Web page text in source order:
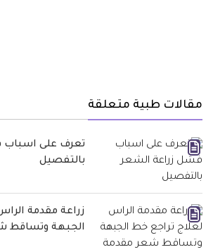
مقالات طبية متعلقة
تعرف على اسباب
بالتفصيل
زراعة مقدمة
الجبهة وتساقط